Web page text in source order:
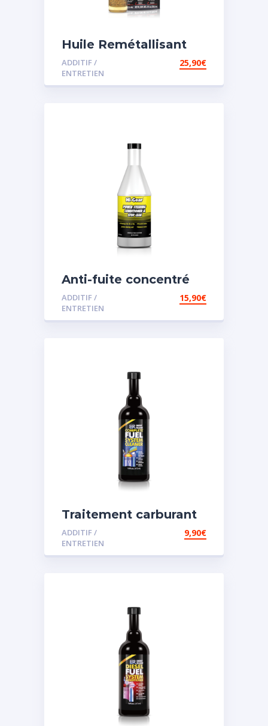
Huile Remétallisant
Moteur SMT2
ADDITIF /
ENTRETIEN
25,90€
Anti-fuite concentré
pour direction
assistée
ADDITIF /
ENTRETIEN
15,90€
Traitement carburant
diesel et essence
ADDITIF /
ENTRETIEN
9,90€